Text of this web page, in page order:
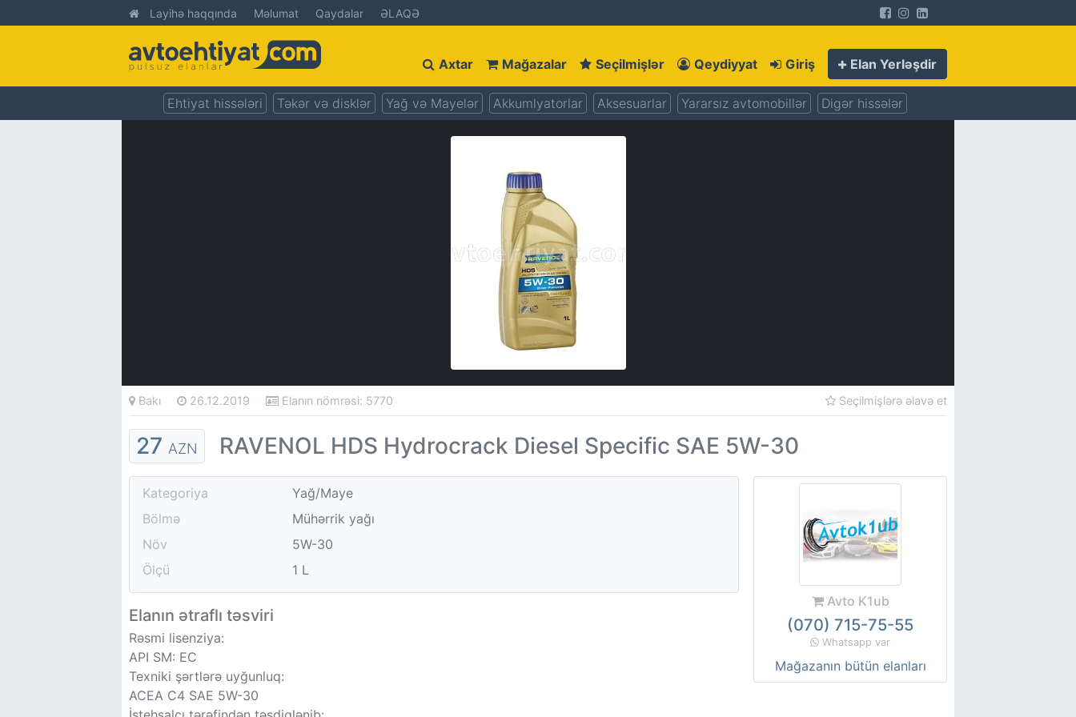
Layihə haqqında Məlumat Qaydalar ƏLAQƏ
Axtar Mağazalar Seçilmişlər Qeydiyyat Giriş Elan Yerləşdir
Ehtiyat hissələri Təkər və disklər Yağ və Mayelər Akkumlyatorlar Aksesuarlar Yararsız avtomobillər Digər hissələr
Bakı 26.12.2019 Elanın nömrəsi: 5770 Seçilmişlərə əlavə et
27 AZN RAVENOL HDS Hydrocrack Diesel Specific SAE 5W-30
Kategoriya
Yağ/Maye
Bölmə
Mühərrik yağı
Növ
5W-30
Ölçü
1 L
Elanın ətraflı təsviri
Rəsmi lisenziya:
API SM: EC
Texniki şərtlərə uyğunluq:
ACEA C4 SAE 5W-30
Avto K1ub
(070) 715-75-55
Whatsapp var
Mağazanın bütün elanları